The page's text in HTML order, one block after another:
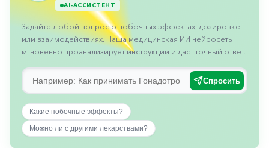
Сосудистые
Тромбозы
Урология
горло-
нос
Хирургия
Щитовидная
AI-АССИСТЕНТ
Задайте любой вопрос о побочных эффектах, дозировке
или взаимодействиях. Наша медицинская ИИ нейросеть
мгновенно проанализирует инструкции и даст точный ответ.
Спросить
Какие побочные эффекты?
Можно ли с другими лекарствами?